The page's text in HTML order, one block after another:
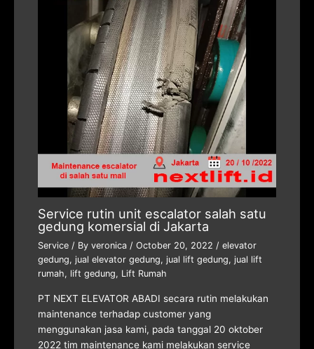
Service rutin unit escalator salah satu
gedung komersial di Jakarta
Service / Byveronica/October 20, 2022/elevator
gedung, jual elevator gedung, jual lift gedung, jual lift
rumah, lift gedung, Lift Rumah
PT NEXT ELEVATOR ABADI secara rutin melakukan
maintenance terhadap customer yang
menggunakan jasa kami, pada tanggal 20 oktober
2022 tim maintenance kami melakukan service